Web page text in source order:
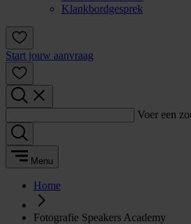
Klankbordgesprek
Start jouw aanvraag
Voer een
Menu
Home
Fotografie Speakers Academy